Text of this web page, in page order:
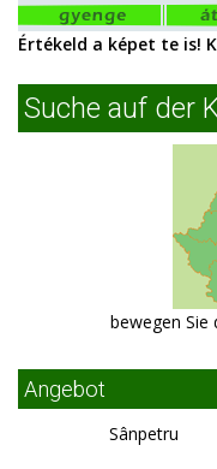
Értékeld a képet te is!
Suche auf der
bewegen Sie
Angebot
Sânpetru